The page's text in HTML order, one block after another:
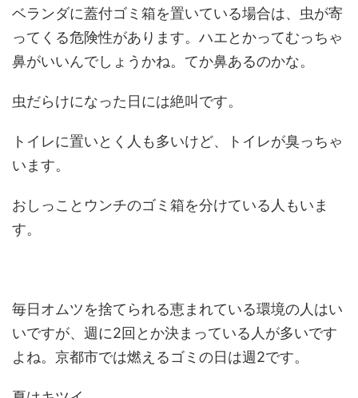
ベランダに蓋付ゴミ箱を置いている場合は、虫が寄
ってくる危険性があります。ハエとかってむっちゃ
鼻がいいんでしょうかね。てか鼻あるのかな。
虫だらけになった日には絶叫です。
トイレに置いとく人も多いけど、トイレが臭っちゃ
います。
おしっことウンチのゴミ箱を分けている人もいま
す。
毎日オムツを捨てられる恵まれている環境の人はい
いですが、週に2回とか決まっている人が多いです
よね。京都市では燃えるゴミの日は週2です。